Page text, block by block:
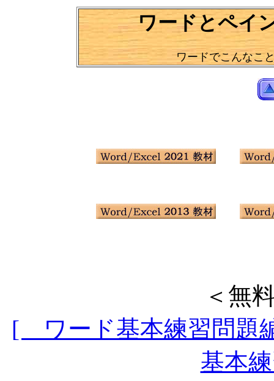
ワードとペイ
ワードでこんなこ
＜無
[ ワード基本練習問
基本